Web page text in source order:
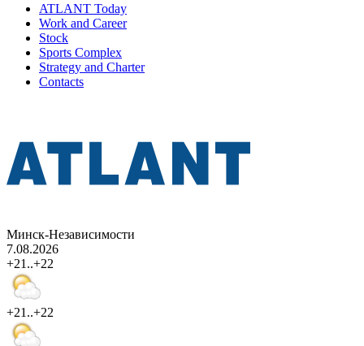
ATLANT Today
Work and Career
Stock
Sports Complex
Strategy and Charter
Contacts
Минск-Независимости
7.08.2026
+21..+22
+21..+22